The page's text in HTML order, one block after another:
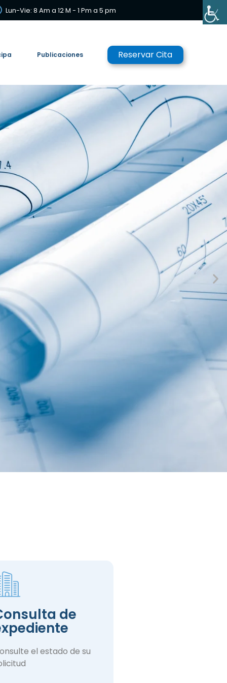
Lun-Vie: 8 Am a 12 M - 1 Pm a 5 pm
Publicaciones Reservar Cita
de
el estado de su